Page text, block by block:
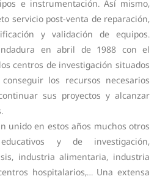
e instrumentación. Así mismo,
servicio post-venta de reparación,
y validación de equipos.
en abril de 1988 con el
centros de investigación situados
los recursos necesarios
sus proyectos y alcanzar
unido en estos años muchos otros
y de investigación,
industria alimentaria, industria
hospitalarios,… Una extensa